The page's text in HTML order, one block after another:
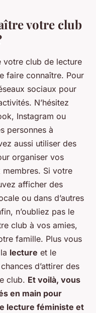
votre club
votre club de lecture
faire connaître. Pour
sociaux pour
N’hésitez
Instagram ou
personnes à
aussi utiliser des
organiser vos
membres. Si votre
afficher des
ou dans d’autres
n’oubliez pas le
club à vos amies,
famille. Plus vous
lecture et le
d’attirer des
club. Et voilà, vous
en main pour
lecture féministe et